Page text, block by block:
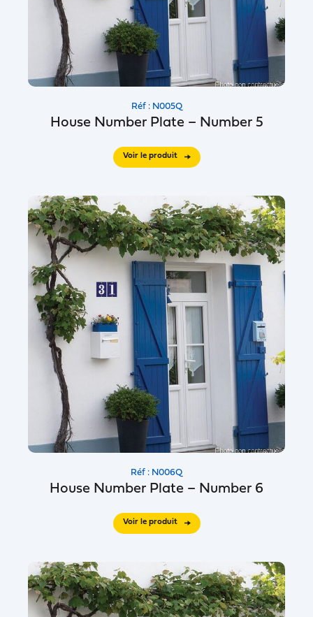
Réf : N005Q
House Number Plate – Number 5
Voir le produit
Réf : N006Q
House Number Plate – Number 6
Voir le produit